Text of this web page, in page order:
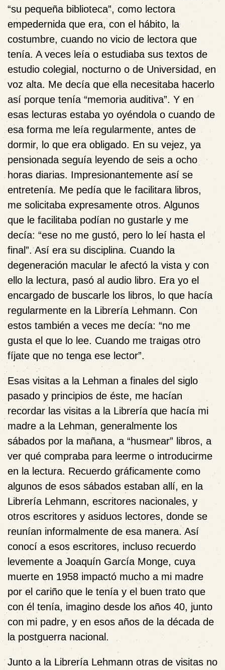
“su pequeña biblioteca”, como lectora
empedernida que era, con el hábito, la
costumbre, cuando no vicio de lectora que
tenía. A veces leía o estudiaba sus textos de
estudio colegial, nocturno o de Universidad, en
voz alta. Me decía que ella necesitaba hacerlo
así porque tenía “memoria auditiva”. Y en
esas lecturas estaba yo oyéndola o cuando de
esa forma me leía regularmente, antes de
dormir, lo que era obligado. En su vejez, ya
pensionada seguía leyendo de seis a ocho
horas diarias. Impresionantemente así se
entretenía. Me pedía que le facilitara libros,
me solicitaba expresamente otros. Algunos
que le facilitaba podían no gustarle y me
decía: “ese no me gustó, pero lo leí hasta el
final”. Así era su disciplina. Cuando la
degeneración macular le afectó la vista y con
ello la lectura, pasó al audio libro. Era yo el
encargado de buscarle los libros, lo que hacía
regularmente en la Librería Lehmann. Con
estos también a veces me decía: “no me
gusta el que lo lee. Cuando me traigas otro
fíjate que no tenga ese lector”.
Esas visitas a la Lehman a finales del siglo
pasado y principios de éste, me hacían
recordar las visitas a la Librería que hacía mi
madre a la Lehman, generalmente los
sábados por la mañana, a “husmear” libros, a
ver qué compraba para leerme o introducirme
en la lectura. Recuerdo gráficamente como
algunos de esos sábados estaban allí, en la
Librería Lehmann, escritores nacionales, y
otros escritores y asiduos lectores, donde se
reunían informalmente de esa manera. Así
conocí a esos escritores, incluso recuerdo
levemente a Joaquín García Monge, cuya
muerte en 1958 impactó mucho a mi madre
por el cariño que le tenía y el buen trato que
con él tenía, imagino desde los años 40, junto
con mi padre, y en esos años de la década de
la postguerra nacional.
Junto a la Librería Lehmann otras de visitas no